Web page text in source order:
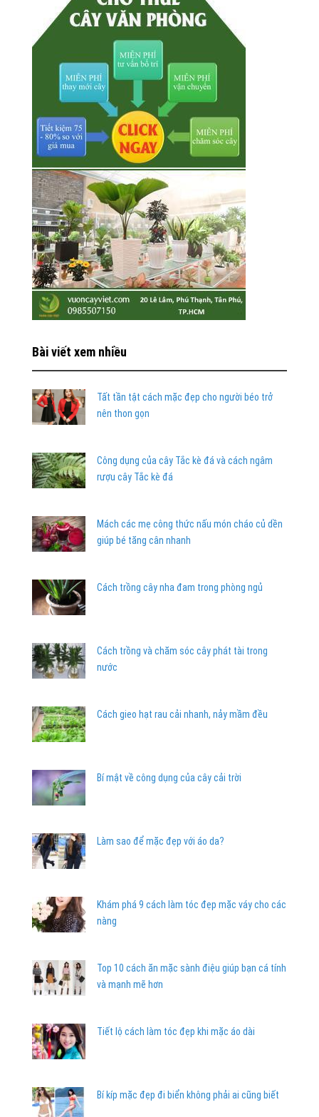
Bài viết xem nhiều
Tất tần tật cách mặc đẹp cho người béo trở
nên thon gọn
Công dụng của cây Tắc kè đá và cách ngâm
rượu cây Tắc kè đá
Mách các mẹ công thức nấu món cháo củ dền
giúp bé tăng cân nhanh
Cách trồng cây nha đam trong phòng ngủ
Cách trồng và chăm sóc cây phát tài trong
nước
Cách gieo hạt rau cải nhanh, nảy mầm đều
Bí mật về công dụng của cây cải trời
Làm sao để mặc đẹp với áo da?
Khám phá 9 cách làm tóc đẹp mặc váy cho các
nàng
Top 10 cách ăn mặc sành điệu giúp bạn cá tính
và mạnh mẽ hơn
Tiết lộ cách làm tóc đẹp khi mặc áo dài
Bí kíp mặc đẹp đi biển không phải ai cũng biết